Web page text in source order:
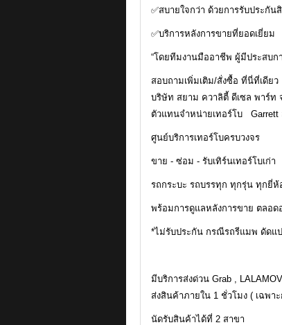
✅สบายใจกว่า ด้วยการรับประกัน
✅บริการหลังการขายที่ยอดเยี่ยม
“โดยทีมงานมืออาชีพ ผู้มีประสบก
สอบถามเพิ่มเติม/สั่งซื้อ ที่นี่ที่เดียว
บริษัท สยาม ควาลิตี้ ดีเซล พาร์ท
ตัวแทนจำหน่ายเทอร์โบ Garrett
ศูนย์บริการเทอร์โบครบวงจร
ขาย - ซ่อม - รับเทิร์นเทอร์โบเก่า
รถกระบะ รถบรรทุก ทุกรุ่น ทุกยี่ห้
พร้อมการดูแลหลังการขาย ตลอด
*ไม่รับประกัน กรณีรถรีแมพ ดัดแ
มีบริการส่งด่วน Grab ,
ส่งสินค้าภายใน 1 ชั่วโมง ( เฉพา
นัดรับสินค้าได้ที่ 2 สาขา